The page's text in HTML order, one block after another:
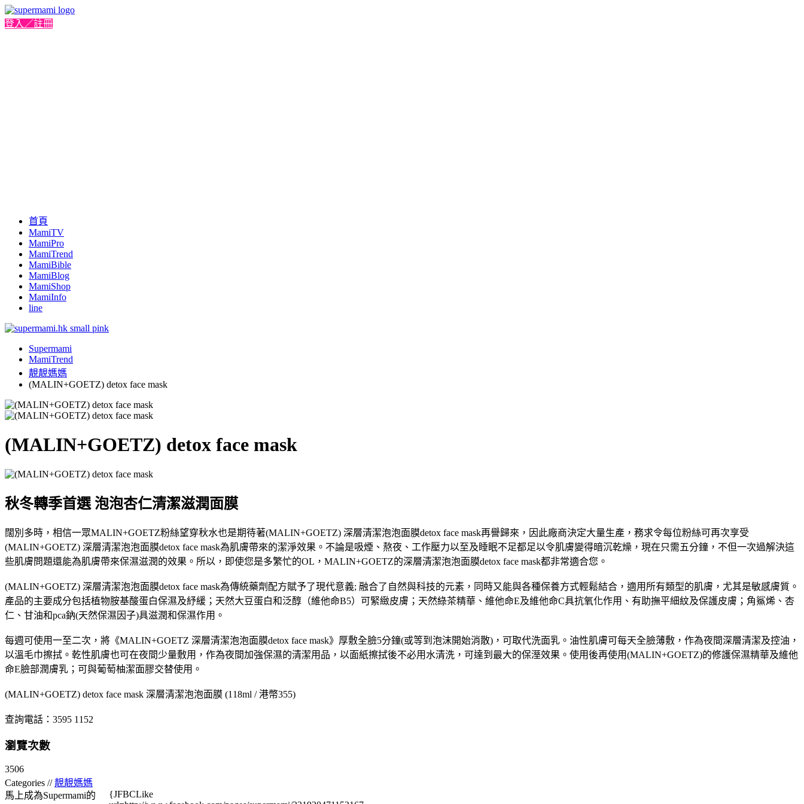
登入／註冊
首頁
MamiTV
MamiPro
MamiTrend
MamiBible
MamiBlog
MamiShop
MamiInfo
line
Supermami
MamiTrend
靚靚媽媽
(MALIN+GOETZ) detox face mask
(MALIN+GOETZ) detox face mask
秋冬轉季首選 泡泡杏仁清潔滋潤面膜
闊別多時，相信一眾MALIN+GOETZ粉絲望穿秋水也是期待著(MALIN+GOETZ) 深層清潔泡泡面膜detox face mask再譽歸來，因此廠商決定大量生產，務求令每位粉絲可再次享受
(MALIN+GOETZ) 深層清潔泡泡面膜detox face mask為肌膚帶來的潔淨效果。不論是吸煙、熬夜、工作壓力以至及睡眠不足都足以令肌膚變得暗沉乾燥，現在只需五分鐘，不但一次過解決這
些肌膚問題還能為肌膚帶來保濕滋潤的效果。所以，即使您是多繁忙的OL，MALIN+GOETZ的深層清潔泡泡面膜detox face mask都非常適合您。
(MALIN+GOETZ) 深層清潔泡泡面膜detox face mask為傳統藥劑配方賦予了現代意義; 融合了自然與科技的元素，同時又能與各種保養方式輕鬆結合，適用所有類型的肌膚，尤其是敏感膚質。
產品的主要成分包括植物胺基酸蛋白保濕及紓緩；天然大豆蛋白和泛醇（維他命B5）可緊緻皮膚；天然綠茶精華、維他命E及維他命C具抗氧化作用、有助撫平細紋及保護皮膚；角鯊烯、杏
仁、甘油和pca鈉(天然保濕因子)具滋潤和保濕作用。
每週可使用一至二次，將《MALIN+GOETZ 深層清潔泡泡面膜detox face mask》厚敷全臉5分鐘(或等到泡沫開始消散)，可取代洗面乳。油性肌膚可每天全臉薄敷，作為夜間深層清潔及控油，
以溫毛巾擦拭。乾性肌膚也可在夜間少量敷用，作為夜間加強保濕的清潔用品，以面紙擦拭後不必用水清洗，可達到最大的保溼效果。使用後再使用(MALIN+GOETZ)的修護保濕精華及維他
命E臉部潤膚乳；可與葡萄柚潔面膠交替使用。
(MALIN+GOETZ) detox face mask 深層清潔泡泡面膜 (118ml / 港幣355)
查詢電話：3595 1152
瀏覽次數
3506
Categories //靚靚媽媽
馬上成為Supermami的
{JFBCLike